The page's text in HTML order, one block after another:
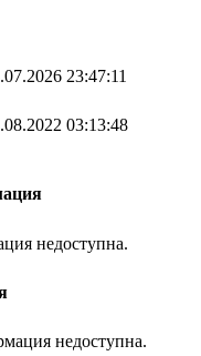
23:47:11
03:13:48
недоступна.
недоступна.